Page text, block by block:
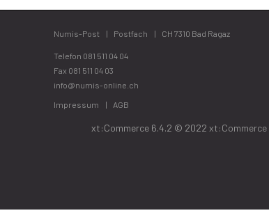
Numis-Post Postfach CH 7310 Bad Ragaz
Telefon 081 511 04 04
Fax 081 511 04 03
info@numis-online.ch
Impressum
AGB
xt:Commerce 6.4.2 © 2022 xt:Commerce